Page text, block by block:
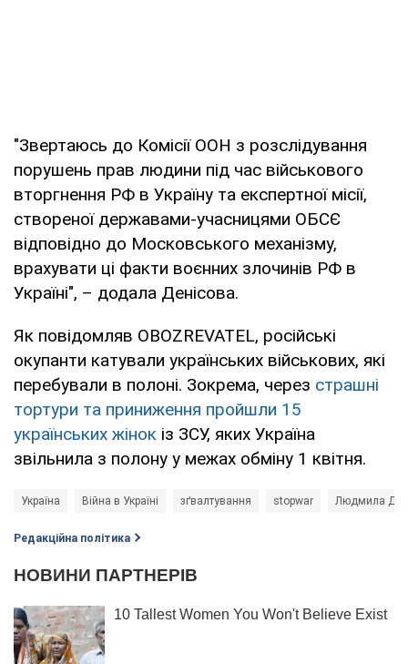
"Звертаюсь до Комісії ООН з розслідування
порушень прав людини під час військового
вторгнення РФ в Україну та експертної місії,
створеної державами-учасницями ОБСЄ
відповідно до Московського механізму,
врахувати ці факти воєнних злочинів РФ в
Україні", – додала Денісова.
Як повідомляв OBOZREVATEL, російські
окупанти катували українських військових, які
перебували в полоні. Зокрема, через страшні
тортури та приниження пройшли 15
українських жінок із ЗСУ, яких Україна
звільнила з полону у межах обміну 1 квітня.
Україна Війна в Україні зґвалтування stopwar Людмила
Редакційна політика